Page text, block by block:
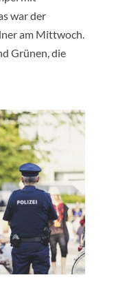
war der
am Mittwoch.
Grünen, die